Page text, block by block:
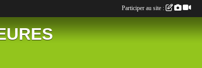
Participer au site :